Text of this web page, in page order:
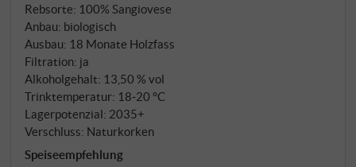
Rebsorte: 100% Sangiovese
Anbau: biologisch
Ausbau: 18 Monate Holzfass
Filtration: ja
Alkoholgehalt: 13,50 % vol
Trinktemperatur: 18‑20 °C
Lagerpotenzial: 2035+
Verschluss: Naturkorken
Speiseempfehlung